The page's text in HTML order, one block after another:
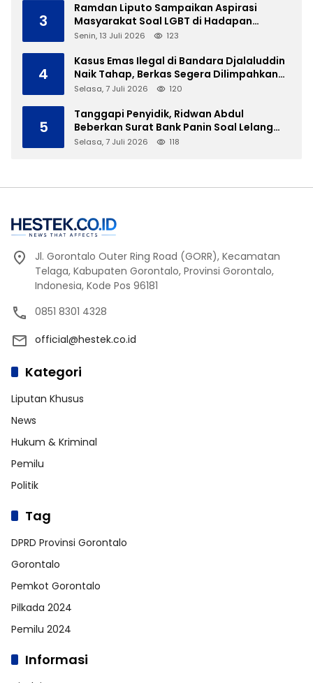
3
Ramdan Liputo Sampaikan Aspirasi
Masyarakat Soal LGBT di Hadapan
Gubernur Gusnar
Senin, 13 Juli 2026 123
4
Kasus Emas Ilegal di Bandara Djalaluddin
Naik Tahap, Berkas Segera Dilimpahkan
ke JPU
Selasa, 7 Juli 2026 120
5
Tanggapi Penyidik, Ridwan Abdul
Beberkan Surat Bank Panin Soal Lelang
Aset Eks PLTD Isimu
Selasa, 7 Juli 2026 118
Jl. Gorontalo Outer Ring Road (GORR), Kecamatan
Telaga, Kabupaten Gorontalo, Provinsi Gorontalo,
Indonesia, Kode Pos 96181
0851 8301 4328
official@hestek.co.id
Kategori
Liputan Khusus
News
Hukum & Kriminal
Pemilu
Politik
Tag
DPRD Provinsi Gorontalo
Gorontalo
Pemkot Gorontalo
Pilkada 2024
Pemilu 2024
Informasi